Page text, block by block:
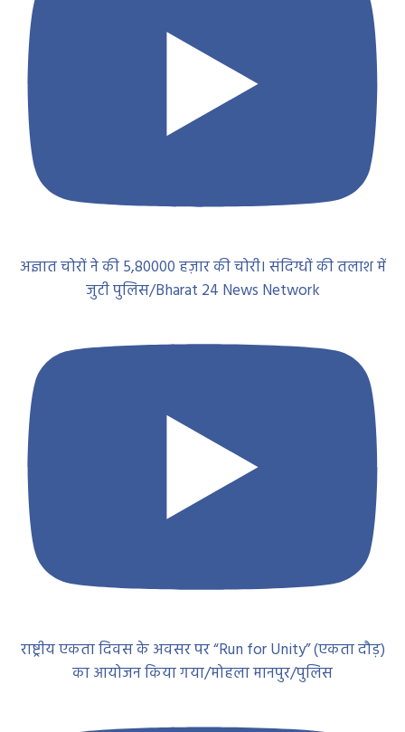
अज्ञात चोरों ने की 5,80000 हज़ार की चोरी। संदिग्धों की तलाश में
जुटी पुलिस/Bharat 24 News Network
राष्ट्रीय एकता दिवस के अवसर पर “Run for Unity” (एकता दौड़)
का आयोजन किया गया/मोहला मानपुर/पुलिस